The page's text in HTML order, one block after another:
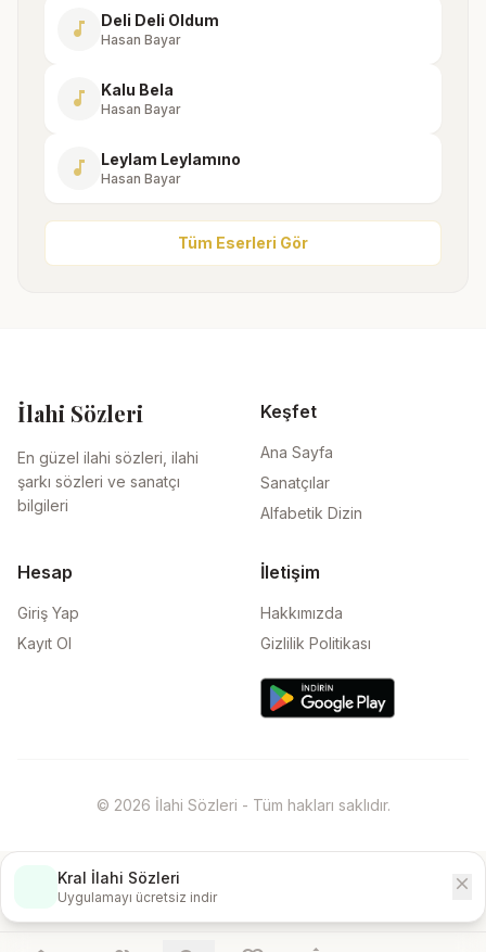
music_note Deli Deli Oldum
Hasan Bayar
music_note Kalu Bela
Hasan Bayar
music_note Leylam Leylamıno
Hasan Bayar
Tüm Eserleri Gör
İlahi Sözleri
En güzel ilahi sözleri, ilahi
şarkı sözleri ve sanatçı
bilgileri
Keşfet
Ana Sayfa
Sanatçılar
Alfabetik Dizin
Hesap
Giriş Yap
Kayıt Ol
İletişim
Hakkımızda
Gizlilik Politikası
© 2026 İlahi Sözleri - Tüm hakları saklıdır.
Kral İlahi Sözleri
Uygulamayı ücretsiz indir
close